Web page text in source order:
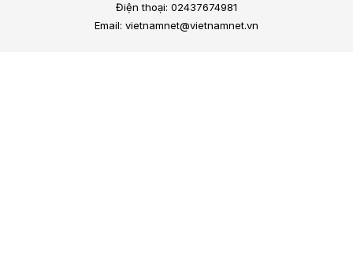
Điện thoại: 02437674981
Email: vietnamnet@vietnamnet.vn